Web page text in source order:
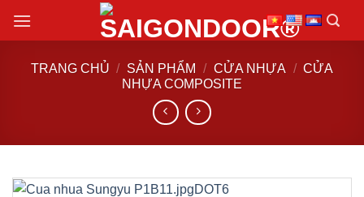
đến
TRANG CHỦ / SẢN PHẨM / CỬA NHỰA / CỬA
NHỰA COMPOSITE